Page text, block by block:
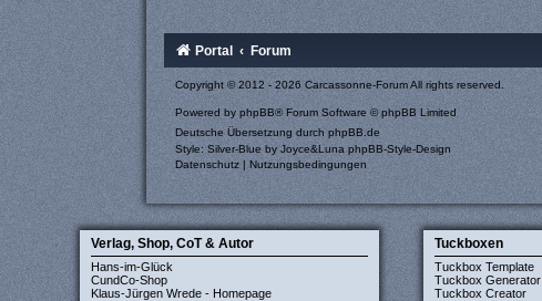
Portal Forum
Copyright © 2012 - 2026 Carcassonne-Forum All rights reserved.
Powered by phpBB® Forum Software © phpBB Limited
Deutsche Übersetzung durchphpBB.de
Style: Silver-Blue by Joyce&LunaphpBB-Style-Design
Datenschutz | Nutzungsbedingungen
Verlag, Shop, CoT & Autor
Hans-im-Glück
CundCo-Shop
Klaus-Jürgen Wrede - Homepage
Tuckboxen
Tuckbox Template
Tuckbox Generator
Tuckbox Creator